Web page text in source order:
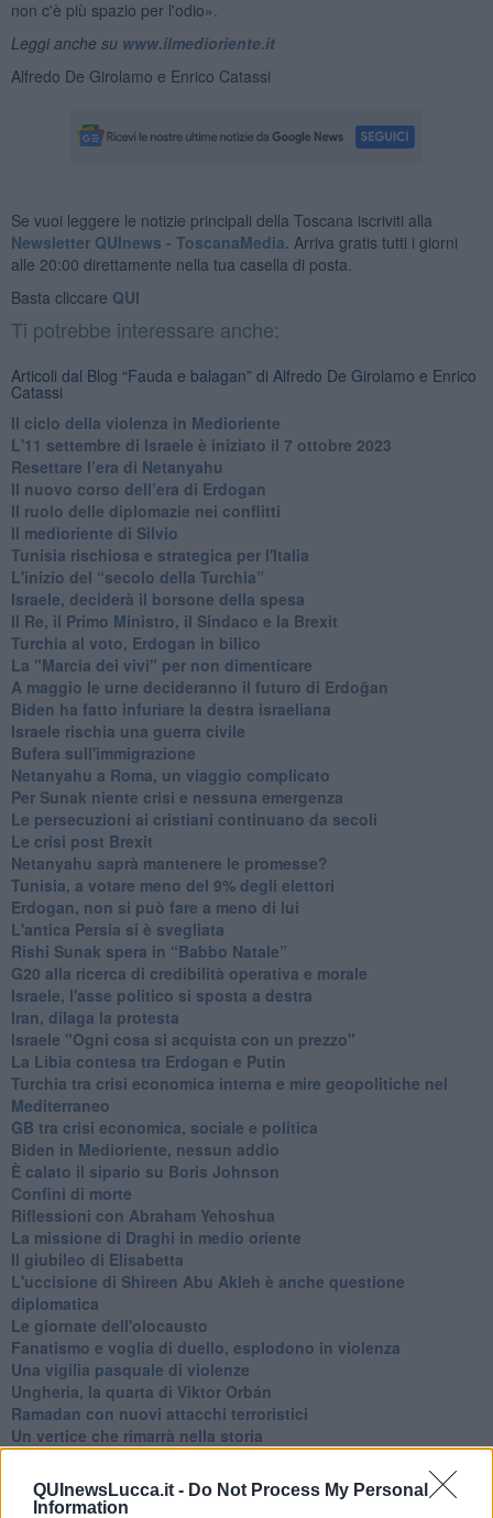
QUInewsLucca.it - Do Not Process My Personal
Information
non c'è più spazio per l'odio».
Leggi anche su www.ilmedioriente.it
Alfredo De Girolamo e Enrico Catassi
Se vuoi leggere le notizie principali della Toscana iscriviti alla
Newsletter QUInews - ToscanaMedia. Arriva gratis tutti i giorni
alle 20:00 direttamente nella tua casella di posta.
Basta cliccare QUI
Ti potrebbe interessare anche:
Articoli dal Blog “Fauda e balagan” di Alfredo De Girolamo e Enrico
Catassi
Il ciclo della violenza in Medioriente
L'11 settembre di Israele è iniziato il 7 ottobre 2023
Resettare l’era di Netanyahu
​Il nuovo corso dell’era di Erdogan
Il ruolo delle diplomazie nei conflitti
Il medioriente di Silvio
Tunisia rischiosa e strategica per l'Italia
L'inizio del “secolo della Turchia”
Israele, deciderà il borsone della spesa
Il Re, il Primo Ministro, il Sindaco e la Brexit
Turchia al voto, Erdogan in bilico
La "Marcia dei vivi" per non dimenticare
A maggio le urne decideranno il futuro di Erdoğan
Biden ha fatto infuriare la destra israeliana
Israele rischia una guerra civile
Bufera sull'immigrazione
Netanyahu a Roma, un viaggio complicato
Per Sunak niente crisi e nessuna emergenza
Le persecuzioni ai cristiani continuano da secoli
Le crisi post Brexit
Netanyahu saprà mantenere le promesse?
Tunisia, a votare meno del 9% degli elettori
Erdogan, non si può fare a meno di lui
L'antica Persia si è svegliata
Rishi Sunak spera in “Babbo Natale”
G20 alla ricerca di credibilità operativa e morale
Israele, l'asse politico si sposta a destra
Iran, dilaga la protesta
Israele "Ogni cosa si acquista con un prezzo"
La Libia contesa tra Erdogan e Putin
Turchia tra crisi economica interna e mire geopolitiche nel
Mediterraneo
GB tra crisi economica, sociale e politica
Biden in Medioriente, nessun addio
È calato il sipario su Boris Johnson
Confini di morte
Riflessioni con Abraham Yehoshua
La missione di Draghi in medio oriente
Il giubileo di Elisabetta
L'uccisione di Shireen Abu Akleh è anche questione
diplomatica
Le giornate dell'olocausto
Fanatismo e voglia di duello, esplodono in violenza
Una vigilia pasquale di violenze
Ungheria, la quarta di Viktor Orbán
Ramadan con nuovi attacchi terroristici
Un vertice che rimarrà nella storia
Guerra in Ucraina, la diplomazia Usa Cina
Guerra Ucraina, la pseudo neutralità di Bennet
La guerra in Ucraina vista dal Medio Oriente